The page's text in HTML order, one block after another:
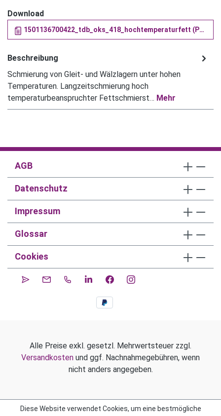
Download
1501136700422_tdb_oks_418_hochtemperaturfett (PDF)
Beschreibung
Schmierung von Gleit- und Wälzlagern unter hohen
Temperaturen. Langzeitschmierung hoch
temperaturbeanspruchter Fettschmierst… Mehr
AGB
Datenschutz
Impressum
Glossar
Cookies
Alle Preise exkl. gesetzl. Mehrwertsteuer zzgl.
Versandkosten und ggf. Nachnahmegebühren, wenn
nicht anders angegeben.
Diese Website verwendet Cookies, um eine bestmögliche